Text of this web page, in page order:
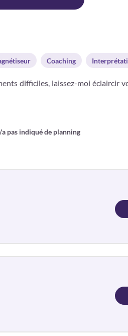
Coaching
difficiles, laissez-moi éclaircir
pas indiqué de planning